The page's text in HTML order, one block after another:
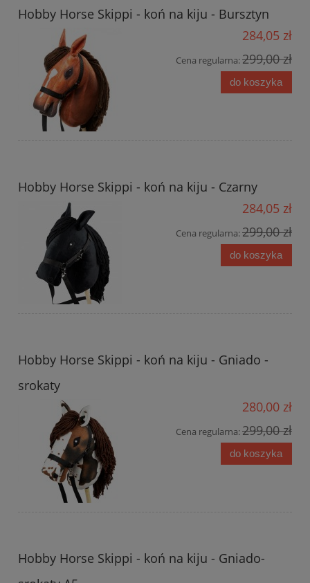
Hobby Horse Skippi - koń na kiju - Bursztyn
284,05 zł
Cena regularna:299,00 zł
do koszyka
Hobby Horse Skippi - koń na kiju - Czarny
284,05 zł
Cena regularna:299,00 zł
do koszyka
Hobby Horse Skippi - koń na kiju - Gniado -
srokaty
280,00 zł
Cena regularna:299,00 zł
do koszyka
Hobby Horse Skippi - koń na kiju - Gniado-